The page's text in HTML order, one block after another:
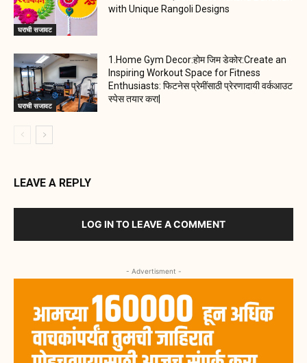
घराची सजावट
with Unique Rangoli Designs
घराची सजावट
1.Home Gym Decor:होम जिम डेकोर:Create an
Inspiring Workout Space for Fitness
Enthusiasts: फिटनेस प्रेमींसाठी प्रेरणादायी वर्कआउट
स्पेस तयार करा|
LEAVE A REPLY
LOG IN TO LEAVE A COMMENT
- Advertisment -